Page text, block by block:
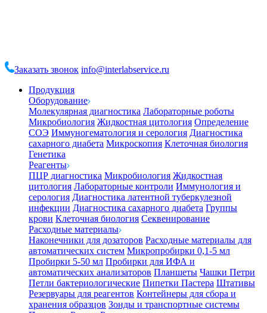
Заказать звонок info@interlabservice.ru
Продукция
Оборудование
Молекулярная диагностика Лабораторные роботы
Микробиология Жидкостная цитология Определение
СОЭ Иммуногематология и серология Диагностика
сахарного диабета Микроскопия Клеточная биология
Генетика
Реагенты
ПЦР диагностика Микробиология Жидкостная
цитология Лабораторные контроли Иммунология и
серология Диагностика латентной туберкулезной
инфекции Диагностика сахарного диабета Группы
крови Клеточная биология Секвенирование
Расходные материалы
Наконечники для дозаторов Расходные материалы для
автоматических систем Микропробирки 0,1-5 мл
Пробирки 5-50 мл Пробирки для ИФА и
автоматических анализаторов Планшеты Чашки Петри
Петли бактериологические Пипетки Пастера Штативы
Резервуары для реагентов Контейнеры для сбора и
хранения образцов Зонды и транспортные системы